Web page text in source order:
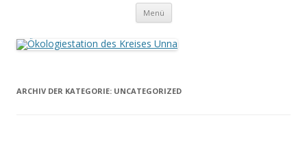
Menü Zum
springen
ARCHIV DER KATEGORIE: UNCATEGORIZED